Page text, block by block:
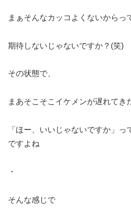
まぁそんなカッコよくないからっ
期待しないじゃないですか？(笑)
その状態で、
まあそこそこイケメンが遅れてき
「ほー、いいじゃないですか」
ですよね
・
そんな感じで